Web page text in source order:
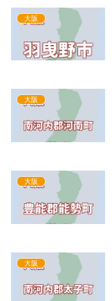
大阪
大阪
大阪
大阪